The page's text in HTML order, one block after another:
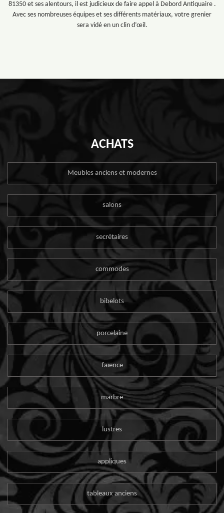
81350 et ses alentours, il est judicieux de faire appel à Debord Antiquaire .
Avec ses nombreuses équipes et ses différents matériaux, votre grenier
sera vidé en un clin d’œil.
ACHATS
Meubles anciens et modernes
salons
secrétaires
commodes
bibelots
porcelaine
faïence
marbre
lustres
appliques
tableaux anciens